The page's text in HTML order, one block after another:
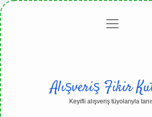
Gizlilikmenüyü
Alışveriş Fikir
Keyifli alışveriş tüyolarıyla